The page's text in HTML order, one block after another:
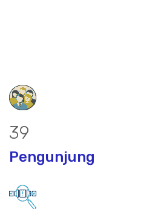
51
Pengunjung